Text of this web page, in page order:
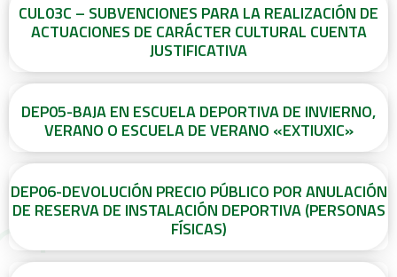
CUL03C – SUBVENCIONES PARA LA REALIZACIÓN DE
ACTUACIONES DE CARÁCTER CULTURAL CUENTA
JUSTIFICATIVA
DEP05-BAJA EN ESCUELA DEPORTIVA DE INVIERNO,
VERANO O ESCUELA DE VERANO «EXTIUXIC»
DEP06-DEVOLUCIÓN PRECIO PÚBLICO POR ANULACIÓN
DE RESERVA DE INSTALACIÓN DEPORTIVA (PERSONAS
FÍSICAS)